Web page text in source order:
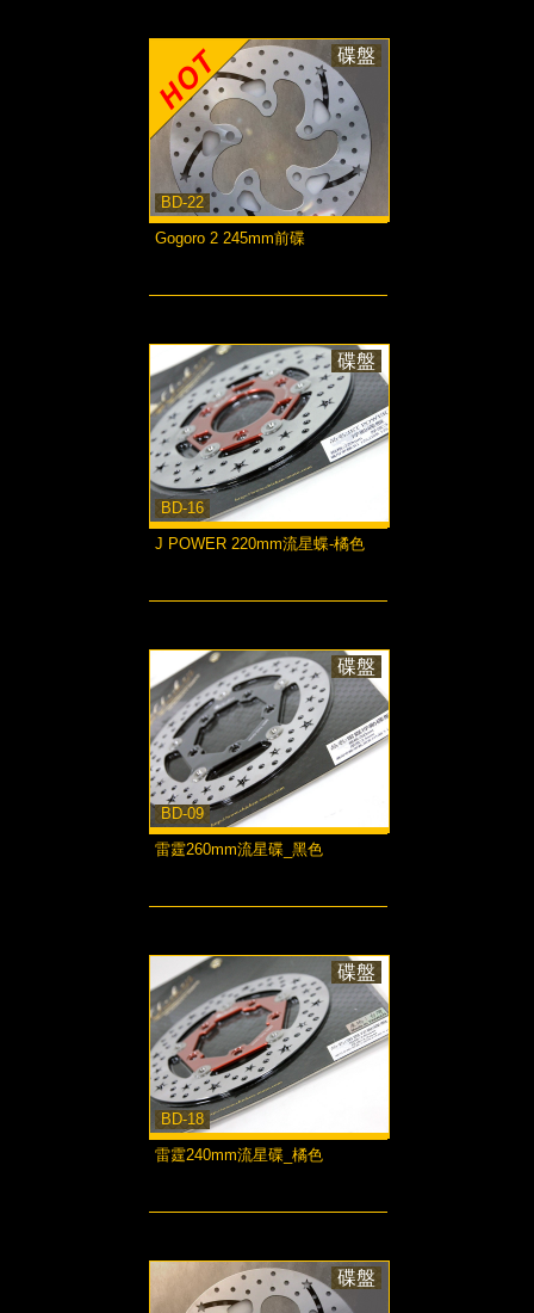
BD-22
碟盤
Gogoro 2 245mm前碟
BD-16
碟盤
J POWER 220mm流星蝶-橘色
BD-09
碟盤
雷霆260mm流星碟_黑色
BD-18
碟盤
雷霆240mm流星碟_橘色
碟盤